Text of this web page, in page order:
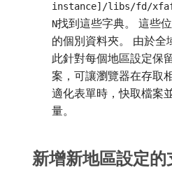
instance]/libs/fd/
N找到這些字典。 這些
的個別資料夾。 由於全
此針對每個地區設定保
案，可讓瀏覽器在存取
適化表單時，快取檔案
量。
新增新地區設定的